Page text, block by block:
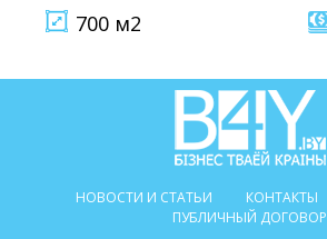
700 м2
НОВОСТИ И СТАТЬИ КОНТАКТЫ
ПУБЛИЧНЫЙ ДОГОВОР